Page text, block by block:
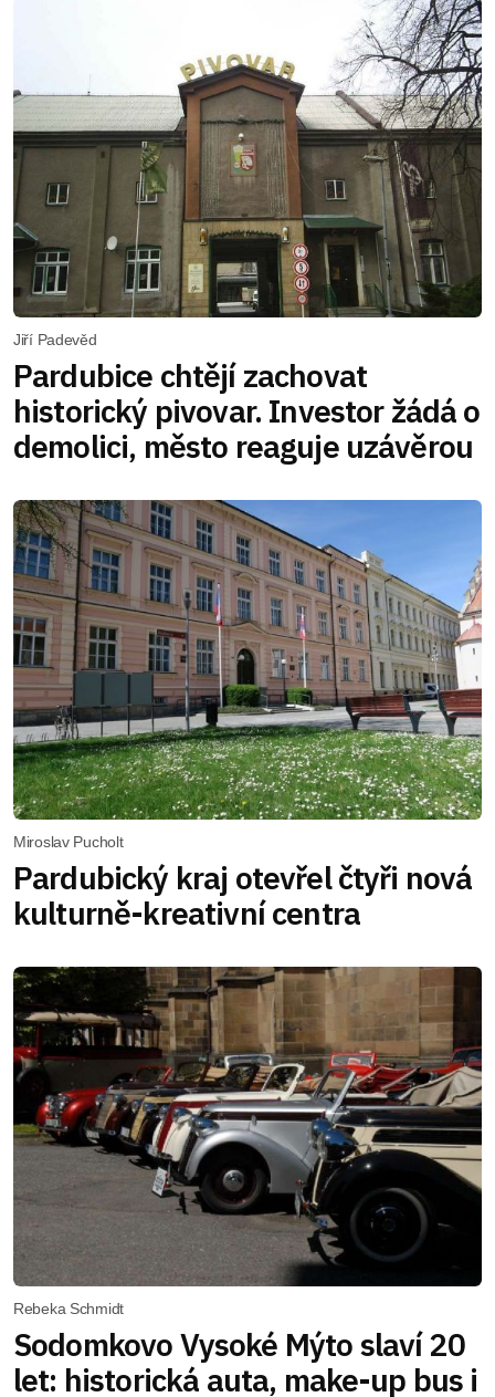
Jiří Padevěd
Pardubice chtějí zachovat
historický pivovar. Investor žádá o
demolici, město reaguje uzávěrou
Miroslav Pucholt
Pardubický kraj otevřel čtyři nová
kulturně-kreativní centra
Rebeka Schmidt
Sodomkovo Vysoké Mýto slaví 20
let: historická auta, make-up bus i